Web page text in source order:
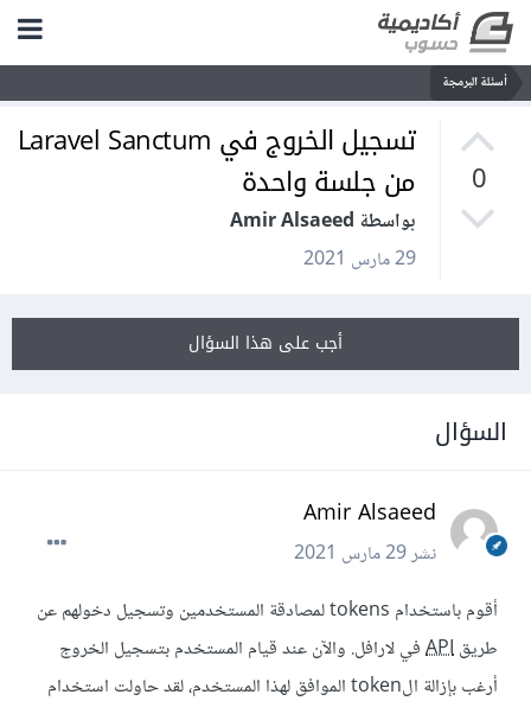
أسئلة البرمجة
0
تسجيل الخروج في Laravel Sanctum
من جلسة واحدة
بواسطة Amir Alsaeed
29 مارس 2021
أجب على هذا السؤال
السؤال
Amir Alsaeed
نشر29 مارس 2021
أقوم باستخدام tokens لمصادقة المستخدمين وتسجيل دخولهم عن
طريقAPIفي لارافل. والآن عند قيام المستخدم بتسجيل الخروج
أرغب بإزالة الtoken الموافق لهذا المستخدم، لقد حاولت استخدام